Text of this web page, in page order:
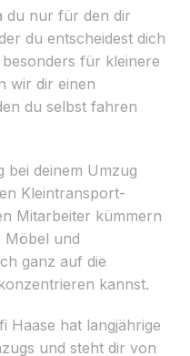
du nur für den dir
du entscheidest dich
für kleinere
wir dir einen
du selbst fahren
bei deinem Umzug
Kleintransport-
Mitarbeiter kümmern
Möbel und
ganz auf die
kannst.
Haase hat langjährige
und steht dir von